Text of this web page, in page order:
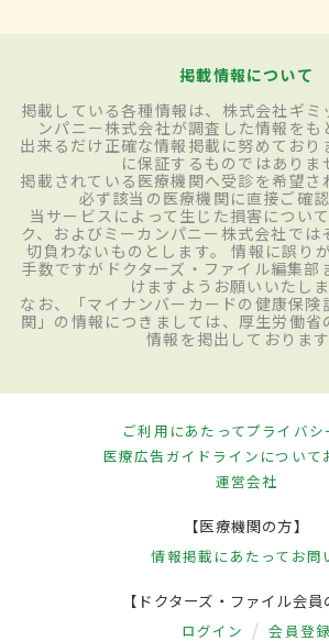
掲載情報について
掲載している各種情報は、株式会社ギミ
ンパニー株式会社が調査した情報をも
出来るだけ正確な情報掲載に努めており
に保証するものではありま
掲載されている医療機関へ受診を希望さ
必ず該当の医療機関に直接ご確認
当サービスによって生じた損害につい
ク、およびミーカンパニー株式会社では
切負わないものとします。 情報に誤り
手数ですがドクターズ・ファイル編集部
けますようお願いいたしま
なお、「マイナンバーカードの健康保険
関」の情報につきましては、厚生労働省
情報を掲出しております
ご利用にあたってプライバシ
医療広告ガイドラインについて
運営会社
【医療機関の方】
情報掲載にあたって お問
【ドクターズ・ファイル会員
ログイン 会員登録